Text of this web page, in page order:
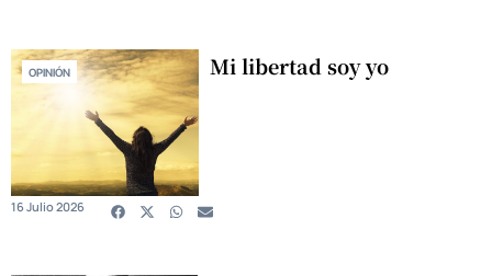
OPINIÓN Mi libertad soy yo
16 Julio 2026